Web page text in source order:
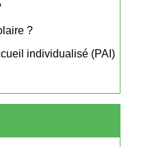
?
individualisé (PAI)